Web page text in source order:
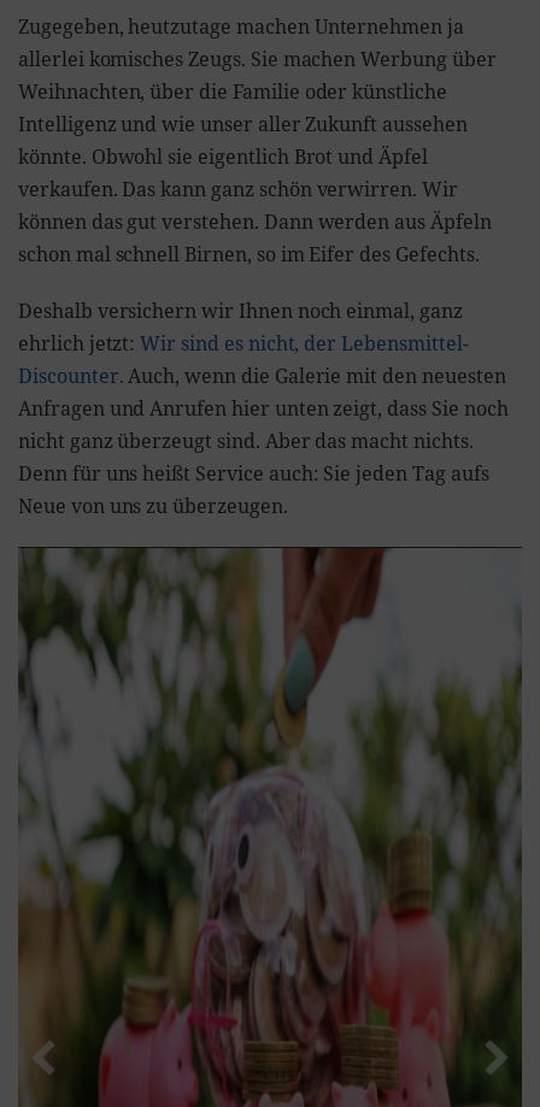
Zugegeben, heutzutage machen Unternehmen ja
allerlei komisches Zeugs. Sie machen Werbung über
Weihnachten, über die Familie oder künstliche
Intelligenz und wie unser aller Zukunft aussehen
könnte. Obwohl sie eigentlich Brot und Äpfel
verkaufen. Das kann ganz schön verwirren. Wir
können das gut verstehen. Dann werden aus Äpfeln
schon mal schnell Birnen, so im Eifer des Gefechts.
Deshalb versichern wir Ihnen noch einmal, ganz
ehrlich jetzt:Wir sind es nicht, der Lebensmittel-
Discounter.Auch, wenn die Galerie mit den neuesten
Anfragen und Anrufen hier unten zeigt, dass Sie noch
nicht ganz überzeugt sind. Aber das macht nichts.
Denn für uns heißt Service auch: Sie jeden Tag aufs
Neue von uns zu überzeugen.